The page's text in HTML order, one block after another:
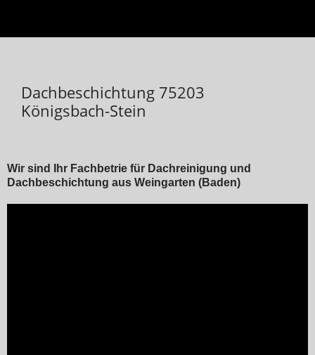
Dachbeschichtung 75203
Königsbach-Stein
Wir sind Ihr Fachbetrie für Dachreinigung und
Dachbeschichtung aus Weingarten (Baden)